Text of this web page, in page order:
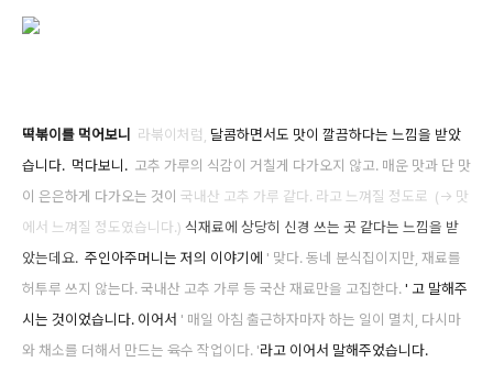
떡볶이를 먹어보니 라볶이처럼, 달콤하면서도 맛이 깔끔하다는 느낌을 받았
습니다. 먹다보니. 고추 가루의 식감이 거칠게 다가오지 않고. 매운 맛과 단 맛
이 은은하게 다가오는 것이 국내산 고추 가루 같다. 라고 느껴질 정도로 (-> 맛
에서 느 껴질 정도였습니다.) 식재료에 상당히 신경 쓰는 곳 같다는 느낌을 받
았는데요. 주인아주머니는 저의 이야기에 ' 맞다. 동네 분식집이지만, 재료를
허투루 쓰지 않는다. 국내산 고추 가루 등 국산 재료만을 고집한다. ' 고 말해주
시는 것이었습니다. 이어서 ' 매일 아침 출근하자마자 하는 일이 멸치, 다시마
와 채소를 더해서 만드는 육수 작업이다. '라고 이어서 말해주었습니다.